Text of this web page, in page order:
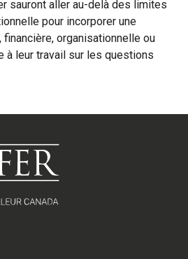
sauront aller au-delà des limites
pour incorporer une
organisationnelle ou
à leur travail sur les questions